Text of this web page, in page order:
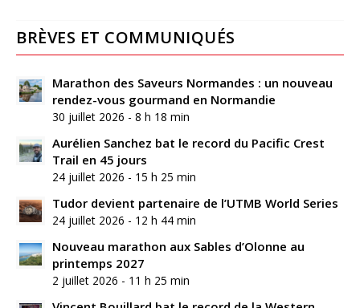
BRÈVES ET COMMUNIQUÉS
Marathon des Saveurs Normandes : un nouveau
rendez-vous gourmand en Normandie
30 juillet 2026 - 8 h 18 min
Aurélien Sanchez bat le record du Pacific Crest
Trail en 45 jours
24 juillet 2026 - 15 h 25 min
Tudor devient partenaire de l’UTMB World Series
24 juillet 2026 - 12 h 44 min
Nouveau marathon aux Sables d’Olonne au
printemps 2027
2 juillet 2026 - 11 h 25 min